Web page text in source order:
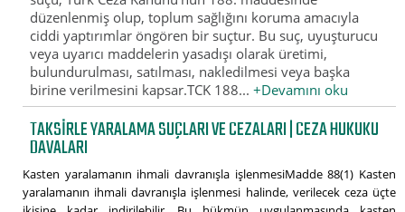
düzenlenmiş olup, toplum sağlığını koruma amacıyla
ciddi yaptırımlar öngören bir suçtur. Bu suç, uyuşturucu
veya uyarıcı maddelerin yasadışı olarak üretimi,
bulundurulması, satılması, nakledilmesi veya başka
birine verilmesini kapsar.TCK 188...+Devamını oku
TAKSIRLE YARALAMA SUÇLARI VE CEZALARI | CEZA HUKUKU
DAVALARI
Kasten yaralamanın ihmali davranışla işlenmesiMadde 88(1) Kasten
yaralamanın ihmali davranışla işlenmesi halinde, verilecek ceza üçte